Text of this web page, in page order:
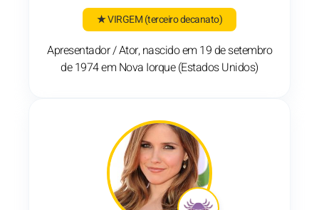
★ VIRGEM(terceiro decanato)
Apresentador / Ator, nascido em 19 de setembro
de 1974 em Nova Iorque (Estados Unidos)